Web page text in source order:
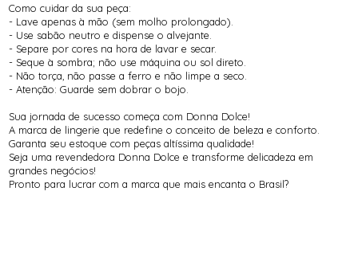
Como cuidar da sua peça:
- Lave apenas à mão (sem molho prolongado).
- Use sabão neutro e dispense o alvejante.
- Separe por cores na hora de lavar e secar.
- Seque à sombra; não use máquina ou sol direto.
- Não torça, não passe a ferro e não limpe a seco.
- Atenção: Guarde sem dobrar o bojo.
Sua jornada de sucesso começa com Donna Dolce!
A marca de lingerie que redefine o conceito de beleza e conforto.
Garanta seu estoque com peças altíssima qualidade!
Seja uma revendedora Donna Dolce e transforme delicadeza em
grandes negócios!
Pronto para lucrar com a marca que mais encanta o Brasil?